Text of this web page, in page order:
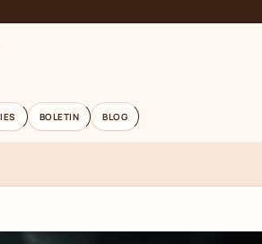
BOLETIN BLOG